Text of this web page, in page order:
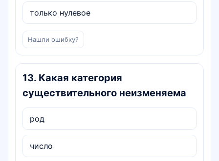
только нулевое
Нашли ошибку?
13. Какая категория
существительного неизменяема
род
число